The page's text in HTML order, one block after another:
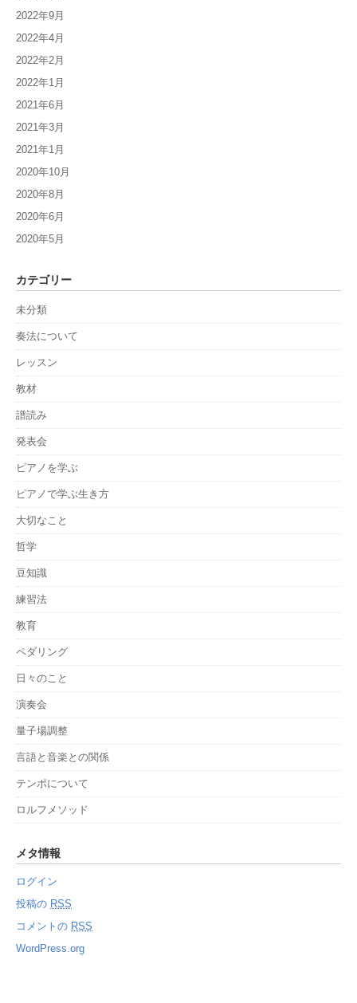
2022年9月
2022年4月
2022年2月
2022年1月
2021年6月
2021年3月
2021年1月
2020年10月
2020年8月
2020年6月
2020年5月
カテゴリー
未分類
奏法について
レッスン
教材
譜読み
発表会
ピアノを学ぶ
ピアノで学ぶ生き方
大切なこと
哲学
豆知識
練習法
教育
ペダリング
日々のこと
演奏会
量子場調整
言語と音楽との関係
テンポについて
ロルフメソッド
メタ情報
ログイン
投稿の RSS
コメントの RSS
WordPress.org